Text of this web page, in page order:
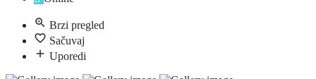
Brzi pregled
Sačuvaj
Uporedi